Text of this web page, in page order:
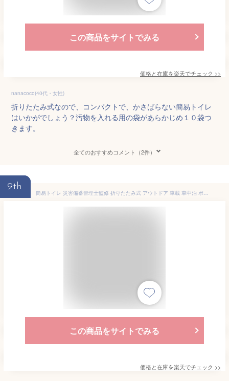
この商品をサイトでみる
価格と在庫を楽天でチェック >>
nanacoco(40代・女性)
折りたたみ式なので、コンパクトで、かさばらない簡易トイレ
はいかがでしょう？汚物を入れる用の袋があらかじめ１０袋つ
きます。
全てのおすすめコメント（2件）
9th
簡易トイレ 災害備蓄管理士監修 折りたたみ式 アウトドア 車載 車中泊 ポータブル キャンプ 軽量 携帯 非常用 災害用 地震 津波 台風 洪水 防災 避難 緊急時 ポータブル 渋滞 にも使える 耐荷重200kg 仮設 ゴミ箱 スツール 断水 ny564
この商品をサイトでみる
価格と在庫を楽天でチェック >>